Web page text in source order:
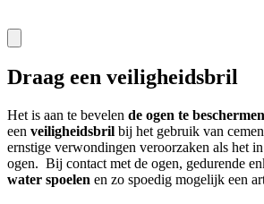
Draag een veiligheidsbril
Het is aan te bevelen de ogen te beschermen
een veiligheidsbril bij het gebruik van
ernstige verwondingen veroorzaken als het
ogen. Bij contact met de ogen, gedurende
water spoelen en zo spoedig mogelijk een